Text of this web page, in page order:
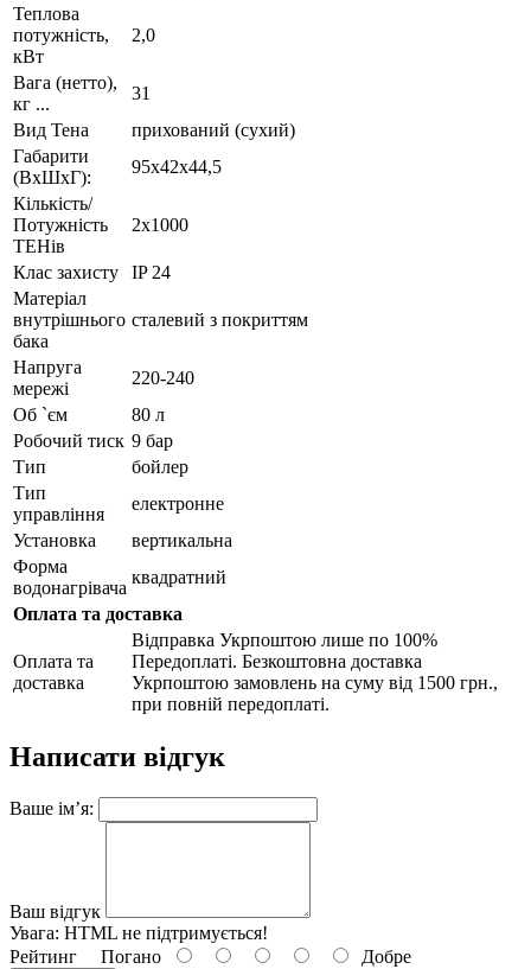
Теплова
потужність,
кВт
2,0
Вага (нетто),
кг ...
31
Вид Тена
прихований (сухий)
Габарити
(ВхШхГ):
95х42х44,5
Кількість/
Потужність
ТЕНів
2х1000
Клас захисту
IP 24
Матеріал
внутрішнього
бака
сталевий з покриттям
Напруга
мережі
220-240
Об `єм
80 л
Робочий тиск 9 бар
Тип
бойлер
Тип
управління
електронне
Установка
вертикальна
Форма
водонагрівача
квадратний
Оплата та доставка
Оплата та
доставка
Відправка Укрпоштою лише по 100%
Передоплаті. Безкоштовна доставка
Укрпоштою замовлень на суму від 1500 грн.,
при повній передоплаті.
Написати відгук
Ваше ім’я:
Ваш відгук
Увага: HTML не підтримується!
Рейтинг Погано Добре